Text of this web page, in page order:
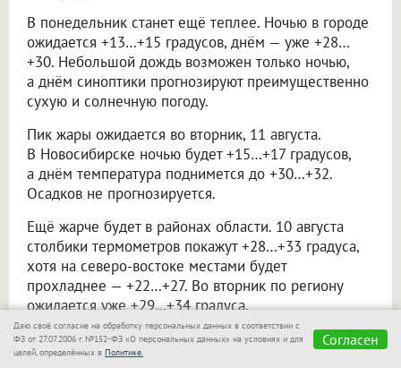
В понедельник станет ещё теплее. Ночью в городе
ожидается +13…+15 градусов, днём — уже +28…
+30. Небольшой дождь возможен только ночью,
а днём синоптики прогнозируют преимущественно
сухую и солнечную погоду.
Пик жары ожидается во вторник, 11 августа.
В Новосибирске ночью будет +15…+17 градусов,
а днём температура поднимется до +30…+32.
Осадков не прогнозируется.
Ещё жарче будет в районах области. 10 августа
столбики термометров покажут +28…+33 градуса,
хотя на северо-востоке местами будет
прохладнее — +22…+27. Во вторник по региону
ожидается уже +29…+34 градуса.
При этом ветер постепенно ослабеет. Если
в воскресенье и ночью в понедельник местами
Даю своё согласие на обработку персональных данных в соответствии с
ФЗ от 27.07.2006 г. №152-ФЗ «О персональных данных» на условиях и для
целей, определённых в Политике.
Согласен